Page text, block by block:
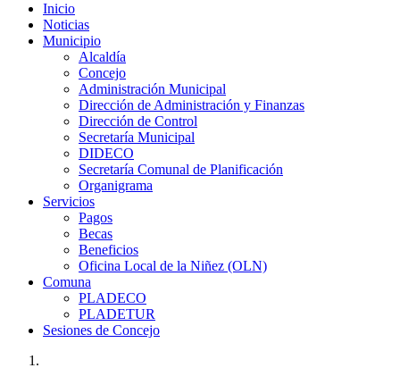
Inicio
Noticias
Municipio
Alcaldía
Concejo
Administración Municipal
Dirección de Administración y Finanzas
Dirección de Control
Secretaría Municipal
DIDECO
Secretaría Comunal de Planificación
Organigrama
Servicios
Pagos
Becas
Beneficios
Oficina Local de la Niñez (OLN)
Comuna
PLADECO
PLADETUR
Sesiones de Concejo